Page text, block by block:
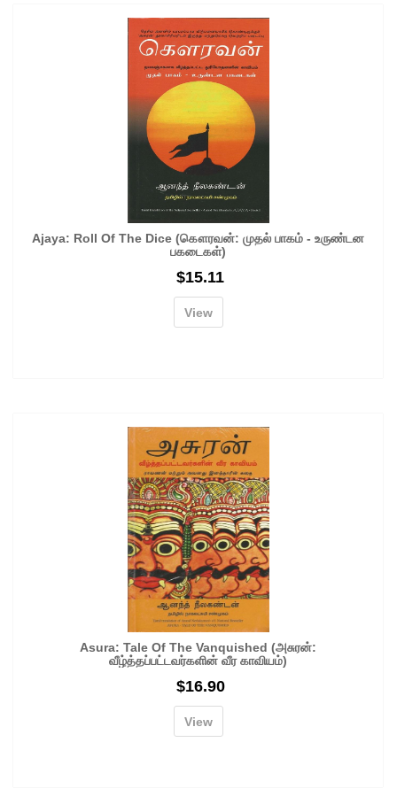
Ajaya: Roll Of The Dice (கௌரவன்: முதல் பாகம் - உருண்டன
பகடைகள்)
$15.11
View
Asura: Tale Of The Vanquished (அசுரன்:
வீழ்த்தப்பட்டவர்களின் வீர காவியம்)
$16.90
View